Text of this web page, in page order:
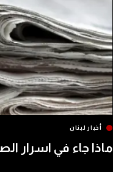
أخبار لبنان
ماذا جاء في اسرار